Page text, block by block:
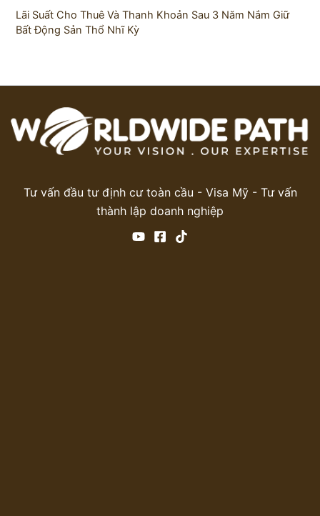
Lãi Suất Cho Thuê Và Thanh Khoản Sau 3 Năm Nắm Giữ
Bất Động Sản Thổ Nhĩ Kỳ
Tư vấn đầu tư định cư toàn cầu - Visa Mỹ - Tư vấn
thành lập doanh nghiệp